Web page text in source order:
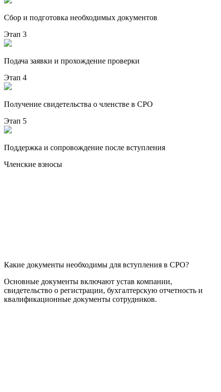
Сбор и подготовка необходимых документов
Этап 3
Подача заявки и прохождение проверки
Этап 4
Получение свидетельства о членстве в СРО
Этап 5
Поддержка и сопровождение после вступления
Членские взносы
Какие документы необходимы для вступления в СРО?
Основные документы включают устав компании,
свидетельство о регистрации, бухгалтерскую отчетность и
квалификационные документы сотрудников.